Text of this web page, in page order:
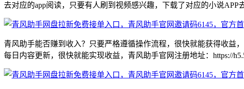
去对应的app阅读，只要有人刷到视频感兴趣，下载了对应的小说APP
青风助手能否赚到收入？只要严格遵循操作流程，很快就能获得收益
每日内容更新，很快就能实现收益，青风助手官网注册地址：https://